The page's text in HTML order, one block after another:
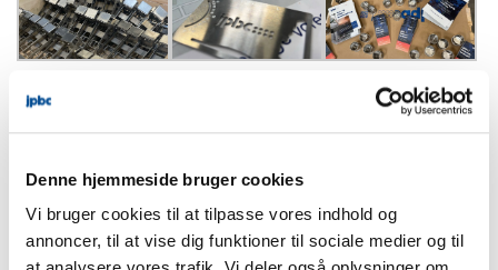
Denne hjemmeside bruger cookies
Vi bruger cookies til at tilpasse vores indhold og
annoncer, til at vise dig funktioner til sociale medier og til